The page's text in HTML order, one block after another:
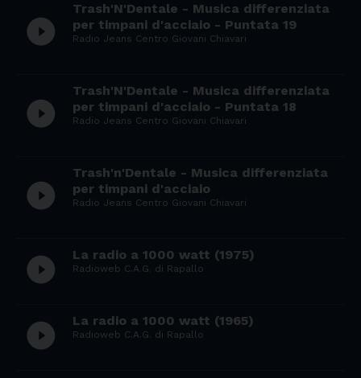
play_circle_filled
Trash'N'Dentale - Musica differenziata
per timpani d'acciaio - Puntata 19
Radio Jeans Centro Giovani Chiavari
play_circle_filled
Trash'N'Dentale - Musica differenziata
per timpani d'acciaio - Puntata 18
Radio Jeans Centro Giovani Chiavari
play_circle_filled
Trash'n'Dentale - Musica differenziata
per timpani d'acciaio
Radio Jeans Centro Giovani Chiavari
play_circle_filled La radio a 1000 watt (1975)
Radioweb C.A.G. di Rapallo
play_circle_filled La radio a 1000 watt (1965)
Radioweb C.A.G. di Rapallo